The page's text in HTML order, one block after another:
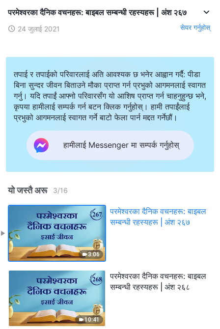
परमेश्‍वरका दैनिक वचनहरू: बाइबल सम्‍बन्धी रहस्यहरू | अंश २६७
24 जुलाई 2021 सेयर गर्नुहोस्
तपाई र तपाईको परिवारलाई अति आवश्यक छ भनेर आह्वान गर्दै: पीडा
बिना सुन्दर जीवन बिताउने मौका प्राप्त गर्न प्रभुको आगमनलाई स्वागत
गर्नु। यदि तपाईं आफ्नो परिवारसँग यो आशिष प्राप्त गर्न चाहनुहुन्छ भने,
कृपया हामीलाई सम्पर्क गर्न बटन क्लिक गर्नुहोस्। हामी तपाईंलाई
प्रभुको आगमनलाई स्वागत गर्ने बाटो फेला पार्न मद्दत गर्नेछौं।
हामीलाई Messenger मा सम्पर्क गर्नुहोस्
यो जस्तै अरू 3/16
3:06
परमेश्‍वरका दैनिक वचनहरू: बाइबल
सम्‍बन्धी रहस्यहरू | अंश २६७
10:41
परमेश्‍वरका दैनिक वचनहरू: बाइबल
सम्‍बन्धी रहस्यहरू | अंश २६८